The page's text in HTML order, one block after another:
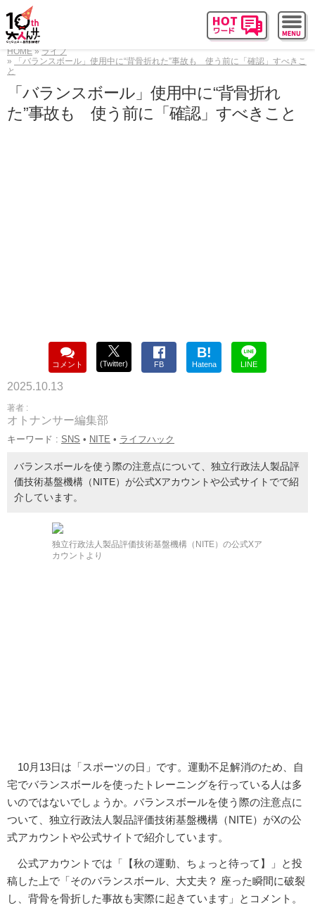
HOME
ライフ
「バランスボール」使用中に“背骨折れた”事故も 使う前に「確認」すべきこ
と
「バランスボール」使用中に“背骨折れ
た”事故も 使う前に「確認」すべきこと
コメント (Twitter) FB
B!
Hatena LINE
2025.10.13
著者 :
オトナンサー編集部
キーワード : SNS • NITE • ライフハック
バランスボールを使う際の注意点について、独立行政法人製品評
価技術基盤機構（NITE）が公式Xアカウントや公式サイトでで紹
介しています。
独立行政法人製品評価技術基盤機構（NITE）の公式Xア
カウントより
10月13日は「スポーツの日」です。運動不足解消のため、自
宅でバランスボールを使ったトレーニングを行っている人は多
いのではないでしょうか。バランスボールを使う際の注意点に
ついて、独立行政法人製品評価技術基盤機構（NITE）がXの公
式アカウントや公式サイトで紹介しています。
公式アカウントでは「【秋の運動、ちょっと待って】」と投
稿した上で「そのバランスボール、大丈夫？ 座った瞬間に破裂
し、背骨を骨折した事故も実際に起きています」とコメント。